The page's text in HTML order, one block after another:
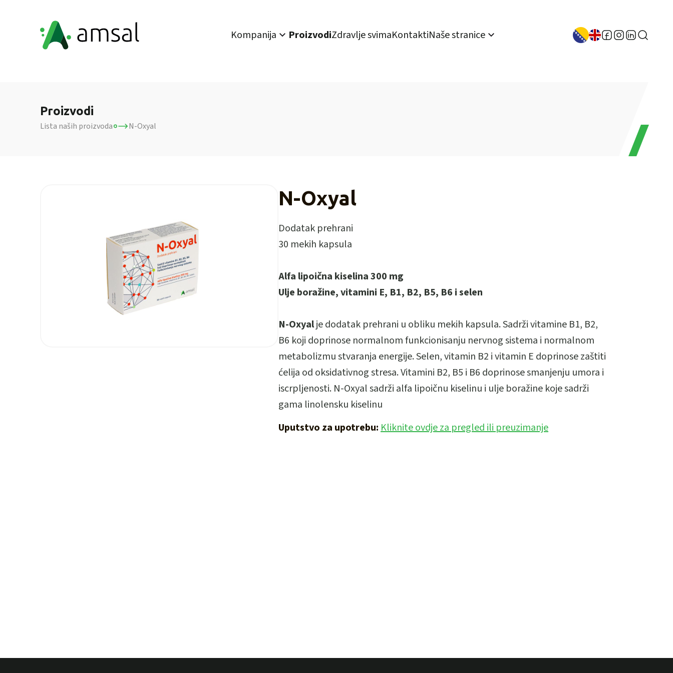
Kompanija ProizvodiZdravlje svimaKontaktiNaše stranice
Proizvodi
Lista naših proizvoda N-Oxyal
N-Oxyal
Dodatak prehrani
30 mekih kapsula
Alfa lipoična kiselina 300 mg
Ulje boražine, vitamini E, B1, B2, B5, B6 i selen
N-Oxyalje dodatak prehrani u obliku mekih kapsula. Sadrži vitamine B1, B2,
B6 koji doprinose normalnom funkcionisanju nervnog sistema i normalnom
metabolizmu stvaranja energije. Selen, vitamin B2 i vitamin E doprinose zaštiti
ćelija od oksidativnog stresa. Vitamini B2, B5 i B6 doprinose smanjenju umora i
iscrpljenosti. N-Oxyal sadrži alfa lipoičnu kiselinu i ulje boražine koje sadrži
gama linolensku kiselinu
Uputstvo za upotrebu:Kliknite ovdje za pregled ili preuzimanje